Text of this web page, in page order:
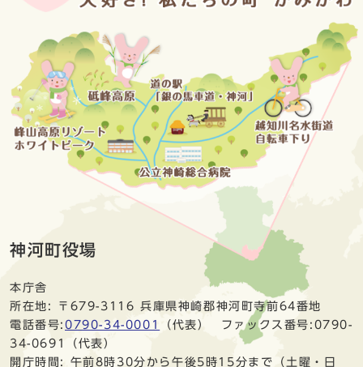
神河町役場
本庁舎
所在地: 〒679-3116 兵庫県神崎郡神河町寺前64番地
電話番号: 0790-34-0001
（代表） ファックス番号:0790-
34-0691（代表）
開庁時間: 午前8時30分から午後5時15分まで（土曜・日